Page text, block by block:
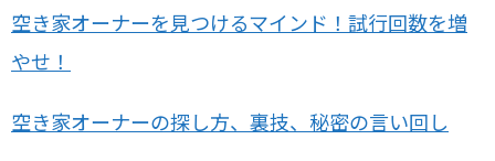
空き家オーナーを見つけるマインド！試行回数を増
やせ！
空き家オーナーの探し方、裏技、秘密の言い回し